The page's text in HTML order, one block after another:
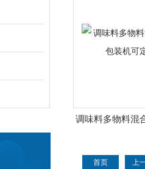
调味料多物料混
首页 上